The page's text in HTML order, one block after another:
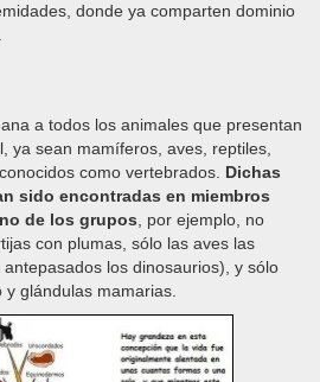
donde ya comparten dominio
a todos los animales que presentan
ya sean mamíferos, aves, reptiles,
como vertebrados. Dichas
sido encontradas en miembros
de los grupos, por ejemplo, no
con plumas, sólo las aves las
los dinosaurios), y sólo
glándulas mamarias.